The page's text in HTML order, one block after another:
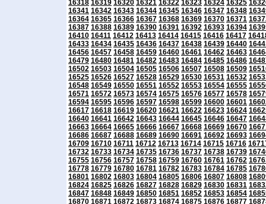
16318 16319 16320 16321 16322 16323 16324 16325
16341 16342 16343 16344 16345 16346 16347 16348
16364 16365 16366 16367 16368 16369 16370 16371
16387 16388 16389 16390 16391 16392 16393 16394
16410 16411 16412 16413 16414 16415 16416 16417
16433 16434 16435 16436 16437 16438 16439 16440
16456 16457 16458 16459 16460 16461 16462 16463
16479 16480 16481 16482 16483 16484 16485 16486
16502 16503 16504 16505 16506 16507 16508 16509
16525 16526 16527 16528 16529 16530 16531 16532
16548 16549 16550 16551 16552 16553 16554 16555
16571 16572 16573 16574 16575 16576 16577 16578
16594 16595 16596 16597 16598 16599 16600 16601
16617 16618 16619 16620 16621 16622 16623 16624
16640 16641 16642 16643 16644 16645 16646 16647
16663 16664 16665 16666 16667 16668 16669 16670
16686 16687 16688 16689 16690 16691 16692 16693
16709 16710 16711 16712 16713 16714 16715 16716
16732 16733 16734 16735 16736 16737 16738 16739
16755 16756 16757 16758 16759 16760 16761 16762
16778 16779 16780 16781 16782 16783 16784 16785
16801 16802 16803 16804 16805 16806 16807 16808
16824 16825 16826 16827 16828 16829 16830 16831
16847 16848 16849 16850 16851 16852 16853 16854
16870 16871 16872 16873 16874 16875 16876 16877